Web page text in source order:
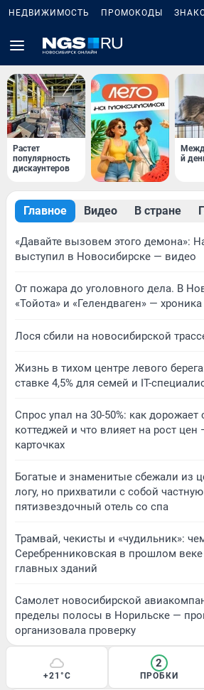
НЕДВИЖИМОСТЬ ПРОМОКОДЫ
Растет
популярность
дискаунтеров
й
Главное Видео В стране
«Давайте вызовем этого демона»:
выступил в Новосибирске — видео
От пожара до уголовного дела. В
«Тойота» и «Гелендваген» —
Лося сбили на новосибирской
Жизнь в тихом центре левого
ставке 4,5% для семей и IT-
Спрос упал на 30-50%: как дорожает
коттеджей и что влияет на рост цен
карточках
Богатые и знаменитые сбежали из
логу, но прихватили с собой
пятизвездочный отель со спа
Трамвай, чекисты и «чудильник»:
Серебренниковская в прошлом
главных зданий
Самолет новосибирской
пределы полосы в Норильске —
организовала проверку
+21°C
2
ПРОБКИ